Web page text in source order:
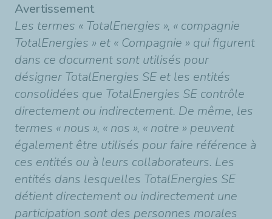
Avertissement
Les termes « TotalEnergies », « compagnie
TotalEnergies » et « Compagnie » qui figurent
dans ce document sont utilisés pour
désigner TotalEnergies SE et les entités
consolidées que TotalEnergies SE contrôle
directement ou indirectement. De même, les
termes « nous », « nos », « notre » peuvent
également être utilisés pour faire référence à
ces entités ou à leurs collaborateurs. Les
entités dans lesquelles TotalEnergies SE
détient directement ou indirectement une
participation sont des personnes morales